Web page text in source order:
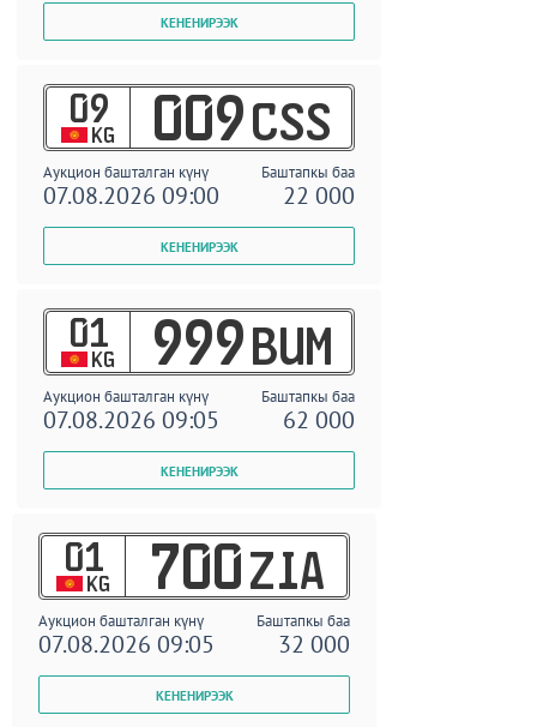
09
KG 009 CSS
Аукцион башталган күнү Баштапкы баа
07.08.2026 09:00 22 000
01
KG 999 BUM
Аукцион башталган күнү Баштапкы баа
07.08.2026 09:05 62 000
01
KG 700 ZIA
Аукцион башталган күнү Баштапкы баа
07.08.2026 09:05 32 000